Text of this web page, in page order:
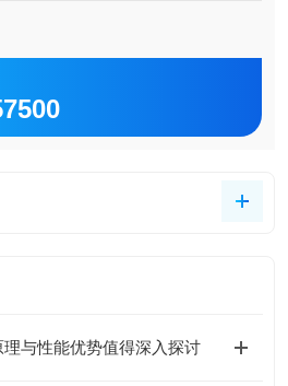
与性能优势值得深入探讨